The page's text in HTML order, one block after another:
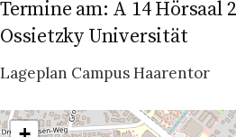
Termine am: A 14 Hörsaal
Ossietzky Universität
Lageplan Campus Haarentor